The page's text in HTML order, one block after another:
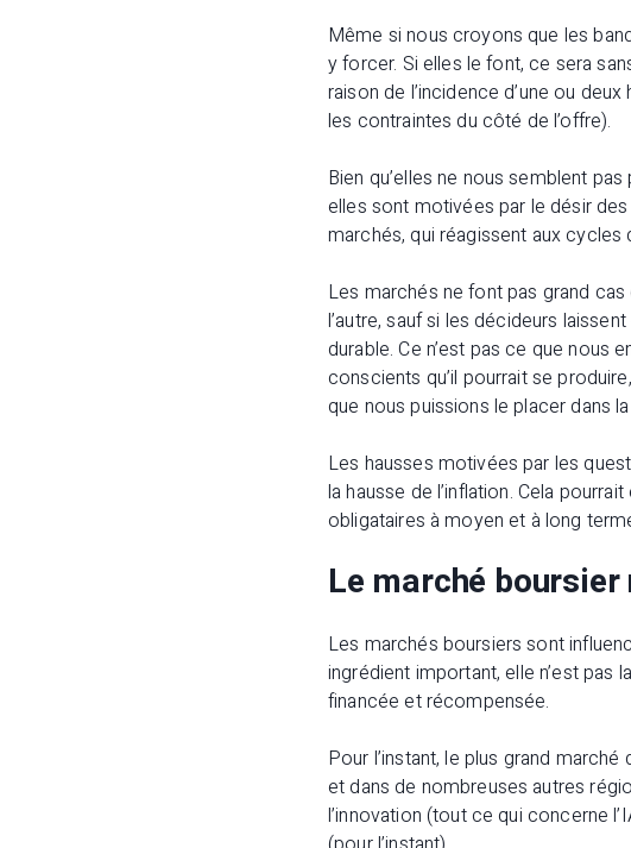
Même si nous croyons que les
y forcer. Si elles le font, ce sera
raison de l’incidence d’une ou
les contraintes du côté de l’offre).
Bien qu’elles ne nous semblent
elles sont motivées par le désir
marchés, qui réagissent aux
Les marchés ne font pas grand
l’autre, sauf si les décideurs
durable. Ce n’est pas ce que nous
conscients qu’il pourrait se
que nous puissions le placer dans
Les hausses motivées par les
la hausse de l’inflation. Cela
obligataires à moyen et à long
Le marché boursier
Les marchés boursiers sont
ingrédient important, elle n’est pas
financée et récompensée.
Pour l’instant, le plus grand
et dans de nombreuses autres
l’innovation (tout ce qui concerne